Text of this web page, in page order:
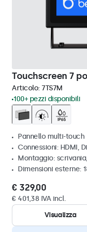
Touchscreen 7
Articolo: 7TS7M
100+ pezzi disponibili
Pannello multi-touch
Connessioni: HDMI,
Montaggio:
Dimensioni esterne:
€ 329,00
€ 401,38 IVA incl.
Visualizza